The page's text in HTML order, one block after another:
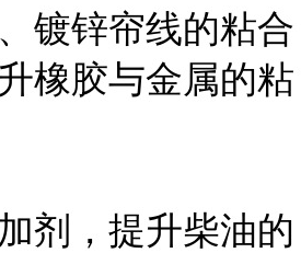
镀锌帘线的粘合
橡胶与金属的粘
剂，提升柴油的